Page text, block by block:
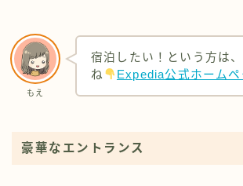
もえ
宿泊したい！という方は
ね
Expedia公式ホームペ
豪華なエントランス